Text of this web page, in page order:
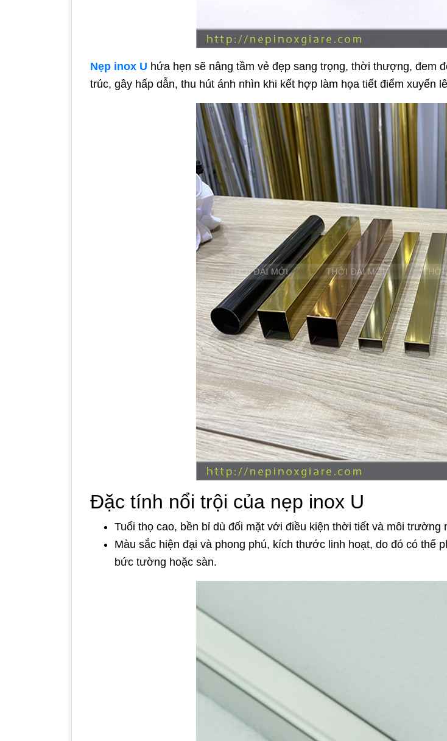
Nẹp inox U hứa hẹn sẽ nâng tầm vẻ đẹp sang trọng, thời thượng, đem
trúc, gây hấp dẫn, thu hút ánh nhìn khi kết hợp làm họa tiết điểm xuyến
Đặc tính nổi trội của nẹp inox U
Tuổi thọ cao, bền bỉ dù đối mặt với điều kiện thời tiết và môi trường
Màu sắc hiện đại và phong phú, kích thước linh hoạt, do đó có thể
bức tường hoặc sàn.